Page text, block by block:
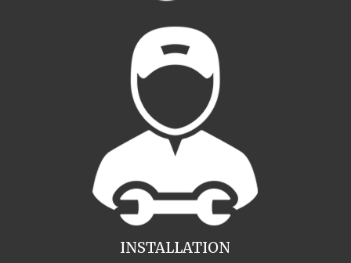
INSTALLATION